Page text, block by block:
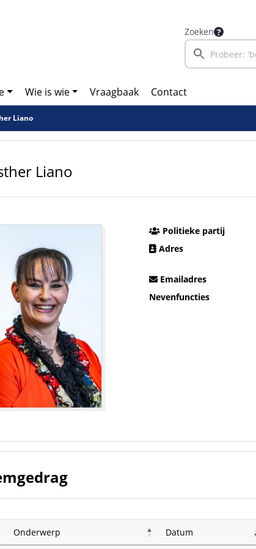
Zoeken
Wie is wie Vraagbaak Contact
Liano
Liano
Politieke partij
Adres
Emailadres
Nevenfuncties
Onderwerp Datum